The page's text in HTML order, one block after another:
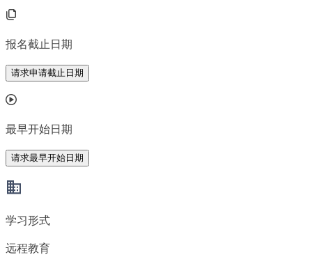
报名截止日期
请求申请截止日期
最早开始日期
请求最早开始日期
学习形式
远程教育